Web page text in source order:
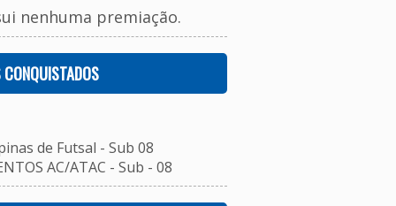
nenhuma premiação.
de Futsal - Sub 08
AC/ATAC - Sub - 08